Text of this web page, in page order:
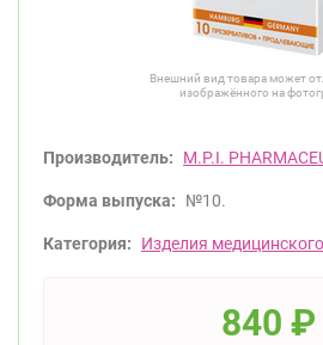
Внешний вид товара может
изображённого на
Производитель: M.P.I.
Форма выпуска: №10.
Категория: Изделия
840 ₽